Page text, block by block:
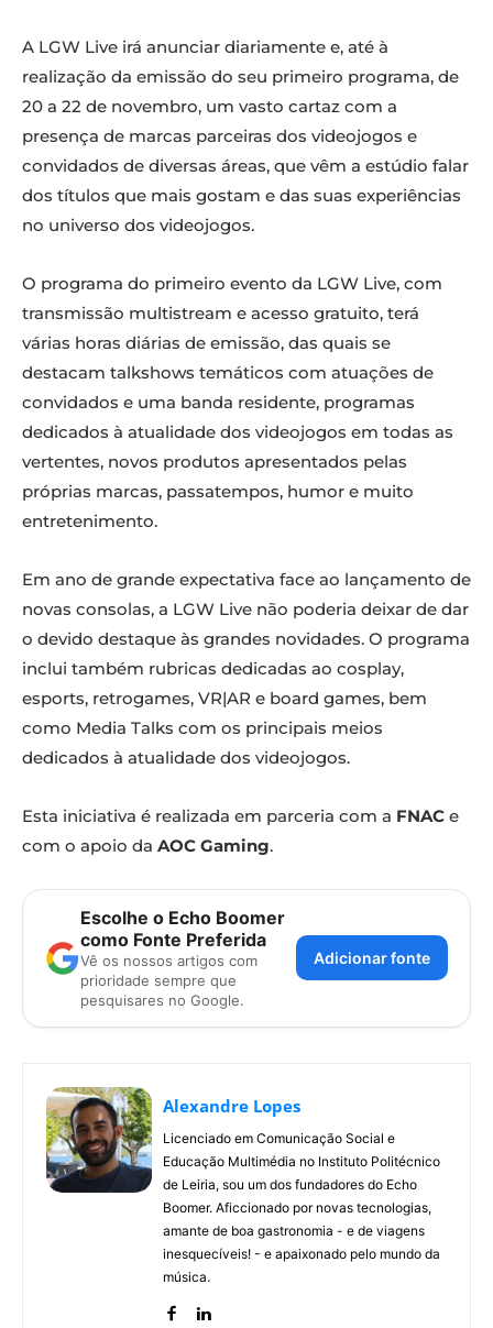
A LGW Live irá anunciar diariamente e, até à
realização da emissão do seu primeiro programa, de
20 a 22 de novembro, um vasto cartaz com a
presença de marcas parceiras dos videojogos e
convidados de diversas áreas, que vêm a estúdio falar
dos títulos que mais gostam e das suas experiências
no universo dos videojogos.
O programa do primeiro evento da LGW Live, com
transmissão multistream e acesso gratuito, terá
várias horas diárias de emissão, das quais se
destacam talkshows temáticos com atuações de
convidados e uma banda residente, programas
dedicados à atualidade dos videojogos em todas as
vertentes, novos produtos apresentados pelas
próprias marcas, passatempos, humor e muito
entretenimento.
Em ano de grande expectativa face ao lançamento de
novas consolas, a LGW Live não poderia deixar de dar
o devido destaque às grandes novidades. O programa
inclui também rubricas dedicadas ao cosplay,
esports, retrogames, VR|AR e board games, bem
como Media Talks com os principais meios
dedicados à atualidade dos videojogos.
Esta iniciativa é realizada em parceria com a FNAC e
com o apoio da AOC Gaming.
Escolhe o Echo Boomer
como Fonte Preferida
Vê os nossos artigos com
prioridade sempre que
pesquisares no Google.
Adicionar fonte
Alexandre Lopes
Licenciado em Comunicação Social e
Educação Multimédia no Instituto Politécnico
de Leiria, sou um dos fundadores do Echo
Boomer. Aficcionado por novas tecnologias,
amante de boa gastronomia - e de viagens
inesquecíveis! - e apaixonado pelo mundo da
música.